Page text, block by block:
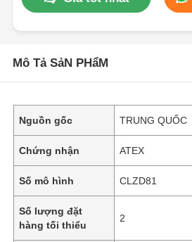
Mô Tả SảN PHẩM
Nguồn gốc TRUNG QUỐC
Chứng nhận ATEX
Số mô hình CLZD81
Số lượng đặt
hàng tối thiểu
2